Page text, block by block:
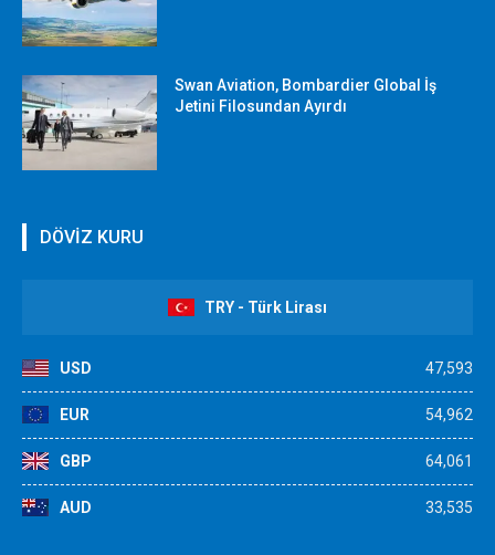
Swan Aviation, Bombardier Global İş
Jetini Filosundan Ayırdı
DÖVİZ KURU
TRY - Türk Lirası
USD 47,593
EUR 54,962
GBP 64,061
AUD 33,535